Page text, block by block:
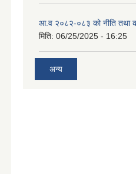
आ.व २०८२-०८३ को नीति तथा
मिति: 06/25/2025 - 16:25
अन्य